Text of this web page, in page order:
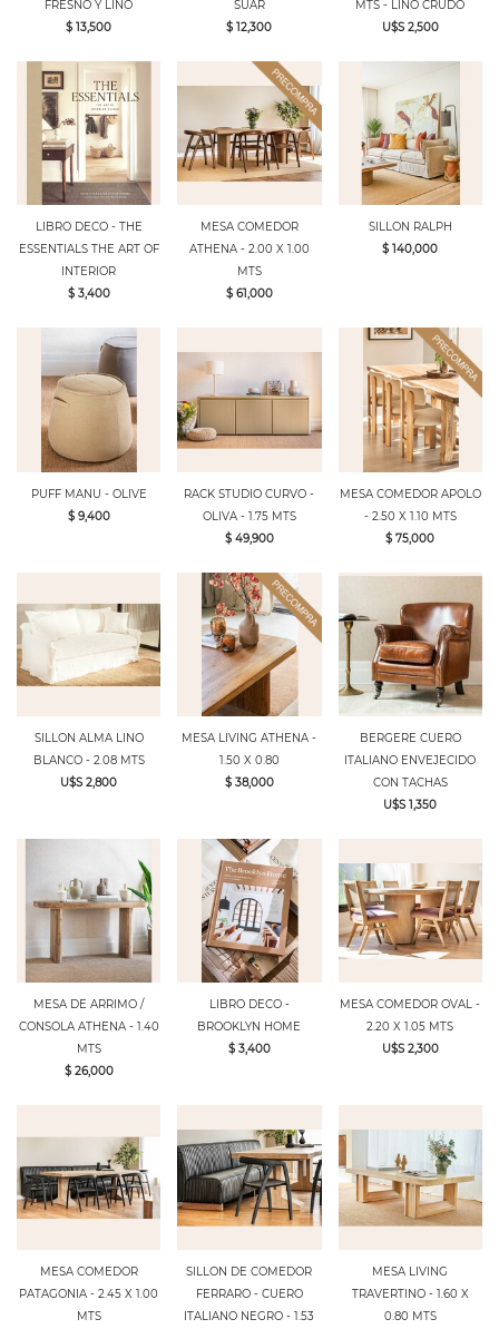
FRESNO Y LINO
$ 13,500
SUAR
$ 12,300
MTS - LINO CRUDO
U$S 2,500
LIBRO DECO - THE
ESSENTIALS THE ART OF
INTERIOR
$ 3,400
MESA COMEDOR
ATHENA - 2.00 X 1.00
MTS
$ 61,000
SILLON RALPH
$ 140,000
PUFF MANU - OLIVE
$ 9,400
RACK STUDIO CURVO -
OLIVA - 1.75 MTS
$ 49,900
MESA COMEDOR APOLO
- 2.50 X 1.10 MTS
$ 75,000
SILLON ALMA LINO
BLANCO - 2.08 MTS
U$S 2,800
MESA LIVING ATHENA -
1.50 X 0.80
$ 38,000
BERGERE CUERO
ITALIANO ENVEJECIDO
CON TACHAS
U$S 1,350
MESA DE ARRIMO /
CONSOLA ATHENA - 1.40
MTS
$ 26,000
LIBRO DECO -
BROOKLYN HOME
$ 3,400
MESA COMEDOR OVAL -
2.20 X 1.05 MTS
U$S 2,300
MESA COMEDOR
PATAGONIA - 2.45 X 1.00
MTS
SILLON DE COMEDOR
FERRARO - CUERO
ITALIANO NEGRO - 1.53
MESA LIVING
TRAVERTINO - 1.60 X
0.80 MTS